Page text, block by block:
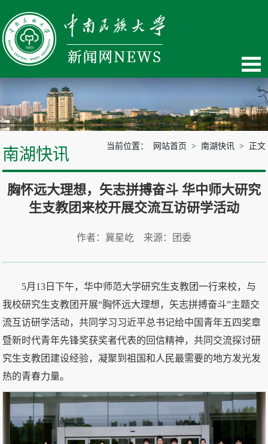
南湖快讯 当前位置： 网站首页 > 南湖快讯> 正文
胸怀远大理想，矢志拼搏奋斗 华中师大研究
生支教团来校开展交流互访研学活动
作者：冀星屹 来源：团委
5月13日下午，华中师范大学研究生支教团一行来校，与
我校研究生支教团开展“胸怀远大理想，矢志拼搏奋斗”主题交
流互访研学活动，共同学习习近平总书记给中国青年五四奖章
暨新时代青年先锋奖获奖者代表的回信精神，共同交流探讨研
究生支教团建设经验，凝聚到祖国和人民最需要的地方发光发
热的青春力量。